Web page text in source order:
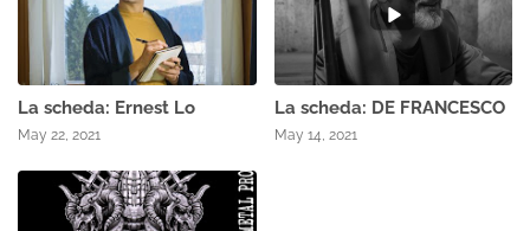
La scheda: Ernest Lo
May 22, 2021
La scheda: DE FRANCESCO
May 14, 2021